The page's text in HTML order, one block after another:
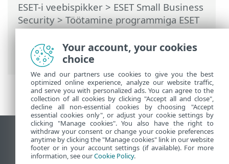
ESET-i veebispikker > ESET Small Business
Security>Töötamine programmiga ESET
Small Business Security>Täpsem
häälestus >Kaitsed>Võrgukasutuse
kaitse> Võrguinspektor
Vaata tavaarvutile mõeldud veebilehte
End of Life
Your account, your cookies
choice
We and our partners use cookies to give you the best
optimized online experience, analyze our website traffic,
and serve you with personalized ads. You can agree to the
collection of all cookies by clicking "Accept all and close",
decline all non-essential cookies by choosing "Accept
essential cookies only", or adjust your cookie settings by
clicking "Manage cookies". You also have the right to
withdraw your consent or change your cookie preferences
anytime by clicking the "Manage cookies" link in our website
footer or in your account settings (if available). For more
information, see ourCookie Policy.